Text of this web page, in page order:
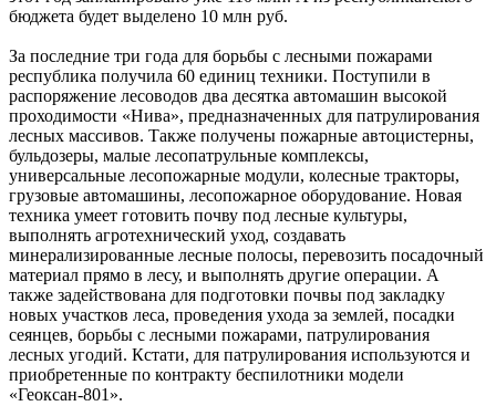
бюджета будет выделено 10 млн руб.
За последние три года для борьбы с лесными пожарами
республика получила 60 единиц техники. Поступили в
распоряжение лесоводов два десятка автомашин высокой
проходимости «Нива», предназначенных для патрулирования
лесных массивов. Также получены пожарные автоцистерны,
бульдозеры, малые лесопатрульные комплексы,
универсальные лесопожарные модули, колесные тракторы,
грузовые автомашины, лесопожарное оборудование. Новая
техника умеет готовить почву под лесные культуры,
выполнять агротехнический уход, создавать
минерализированные лесные полосы, перевозить посадочный
материал прямо в лесу, и выполнять другие операции. А
также задействована для подготовки почвы под закладку
новых участков леса, проведения ухода за землей, посадки
сеянцев, борьбы с лесными пожарами, патрулирования
лесных угодий. Кстати, для патрулирования используются и
приобретенные по контракту беспилотники модели
«Геоксан-801».